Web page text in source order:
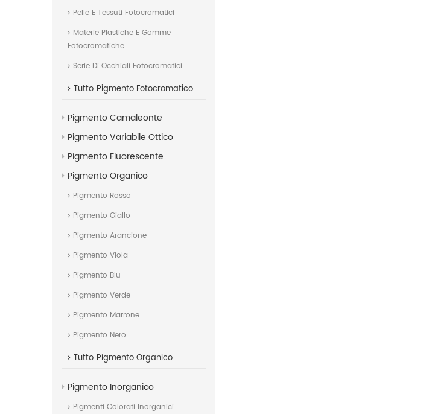
Pelle E Tessuti Fotocromatici
Materie Plastiche E Gomme
Fotocromatiche
Serie Di Occhiali Fotocromatici
Tutto Pigmento Fotocromatico
Pigmento Camaleonte
Pigmento Variabile Ottico
Pigmento Fluorescente
Pigmento Organico
Pigmento Rosso
Pigmento Giallo
Pigmento Arancione
Pigmento Viola
Pigmento Blu
Pigmento Verde
Pigmento Marrone
Pigmento Nero
Tutto Pigmento Organico
Pigmento Inorganico
Pigmenti Colorati Inorganici